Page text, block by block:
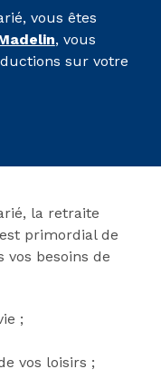
vous êtes
, vous
sur votre
la retraite
primordial de
vos besoins de
;
vos loisirs ;